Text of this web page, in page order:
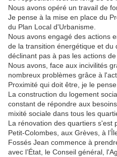
Nous avons opéré un travail de
Je pense à la mise en place du
du Plan Local d'Urbanisme.
Nous avons engagé des actions
de la transition énergétique et du
déclinant pas à pas les actions de
Nous avons, face aux incivilités
nombreux problèmes grâce à
Proximité qui doit être, je le
La construction du logement
constant de répondre aux
mixité sociale dans tous les
La rénovation des quartiers s'est
Petit-Colombes, aux Grèves, à
Fossés Jean commence à
avec l’État, le Conseil général,